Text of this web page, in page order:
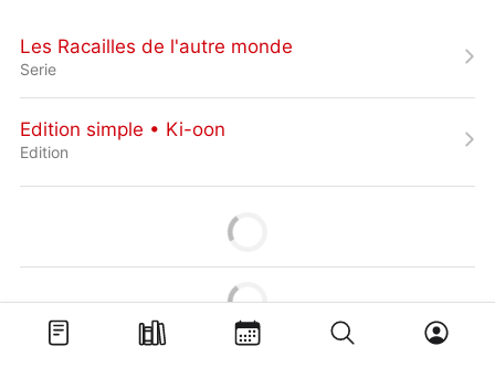
Les Racailles de l'autre monde
Serie
Edition simple • Ki-oon
Edition